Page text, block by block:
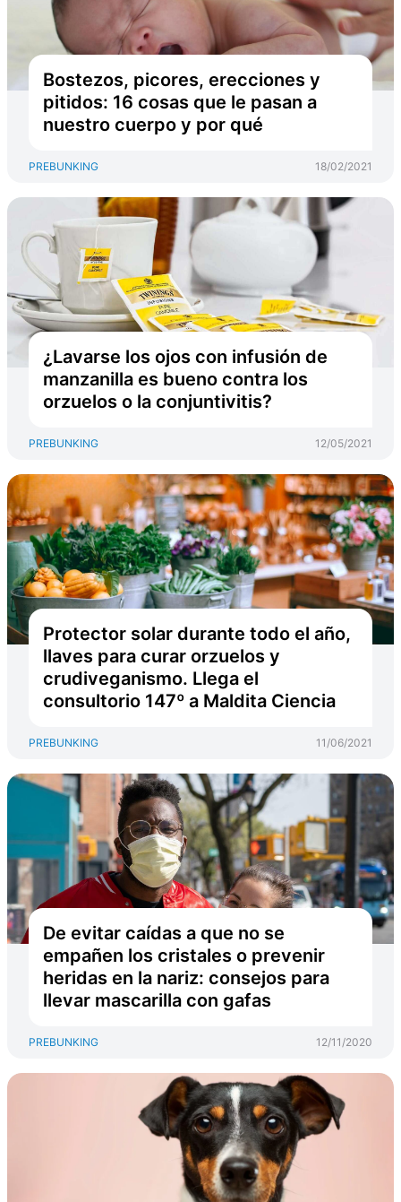
Bostezos, picores, erecciones y
pitidos: 16 cosas que le pasan a
nuestro cuerpo y por qué
PREBUNKING 18/02/2021
¿Lavarse los ojos con infusión de
manzanilla es bueno contra los
orzuelos o la conjuntivitis?
PREBUNKING 12/05/2021
Protector solar durante todo el año,
llaves para curar orzuelos y
crudiveganismo. Llega el
consultorio 147º a Maldita Ciencia
PREBUNKING 11/06/2021
De evitar caídas a que no se
empañen los cristales o prevenir
heridas en la nariz: consejos para
llevar mascarilla con gafas
PREBUNKING 12/11/2020